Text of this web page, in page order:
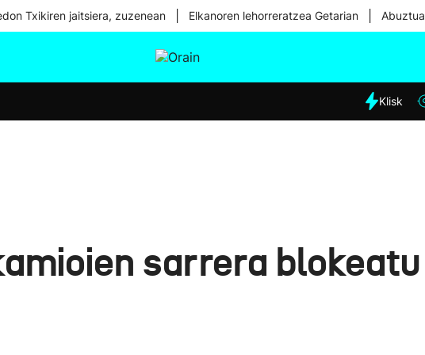
Txikiren jaitsiera, zuzenean Elkanoren lehorreratzea Getarian
Eguraldia
Klisk
sarrera